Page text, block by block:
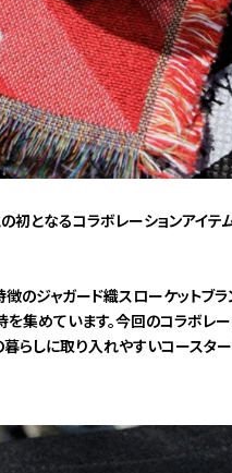
の初となるコラボレーションアイ
のジャガード織スローケットブラ
集めています。今回のコラボレー
暮らしに取り入れやすいコースタ